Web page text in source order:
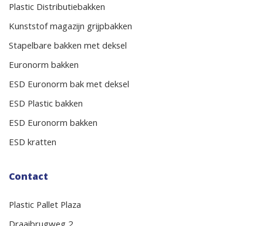
Plastic Distributiebakken
Kunststof magazijn grijpbakken
Stapelbare bakken met deksel
Euronorm bakken
ESD Euronorm bak met deksel
ESD Plastic bakken
ESD Euronorm bakken
ESD kratten
Contact
Plastic Pallet Plaza